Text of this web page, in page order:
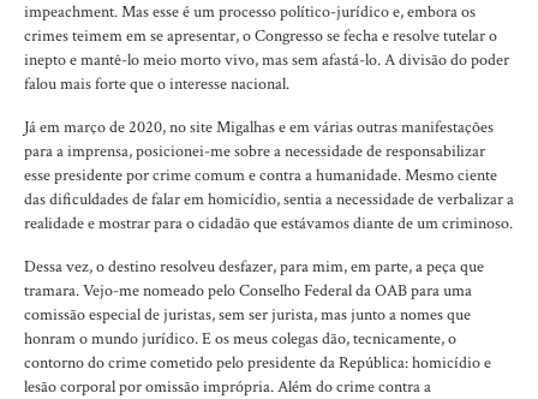
impeachment. Mas esse é um processo político-jurídico e, embora os
crimes teimem em se apresentar, o Congresso se fecha e resolve tutelar o
inepto e mantê-lo meio morto vivo, mas sem afastá-lo. A divisão do poder
falou mais forte que o interesse nacional.
Já em março de 2020, no site Migalhas e em várias outras manifestações
para a imprensa, posicionei-me sobre a necessidade de responsabilizar
esse presidente por crime comum e contra a humanidade. Mesmo ciente
das dificuldades de falar em homicídio, sentia a necessidade de verbalizar a
realidade e mostrar para o cidadão que estávamos diante de um criminoso.
Dessa vez, o destino resolveu desfazer, para mim, em parte, a peça que
tramara. Vejo-me nomeado pelo Conselho Federal da OAB para uma
comissão especial de juristas, sem ser jurista, mas junto a nomes que
honram o mundo jurídico. E os meus colegas dão, tecnicamente, o
contorno do crime cometido pelo presidente da República: homicídio e
lesão corporal por omissão imprópria. Além do crime contra a